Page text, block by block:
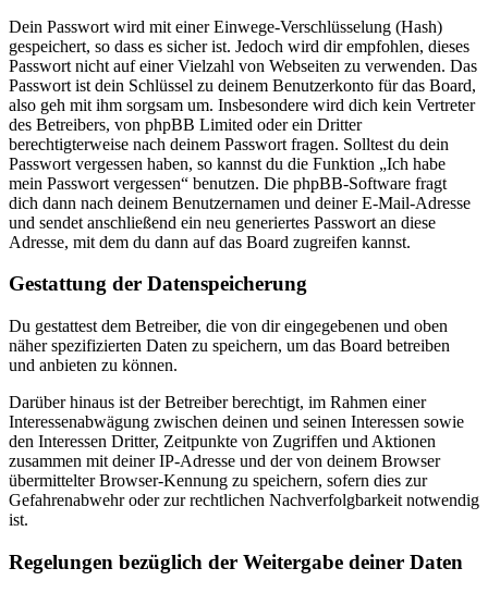
Dein Passwort wird mit einer Einwege-Verschlüsselung (Hash)
gespeichert, so dass es sicher ist. Jedoch wird dir empfohlen, dieses
Passwort nicht auf einer Vielzahl von Webseiten zu verwenden. Das
Passwort ist dein Schlüssel zu deinem Benutzerkonto für das Board,
also geh mit ihm sorgsam um. Insbesondere wird dich kein Vertreter
des Betreibers, von phpBB Limited oder ein Dritter
berechtigterweise nach deinem Passwort fragen. Solltest du dein
Passwort vergessen haben, so kannst du die Funktion „Ich habe
mein Passwort vergessen“ benutzen. Die phpBB-Software fragt
dich dann nach deinem Benutzernamen und deiner E-Mail-Adresse
und sendet anschließend ein neu generiertes Passwort an diese
Adresse, mit dem du dann auf das Board zugreifen kannst.
Gestattung der Datenspeicherung
Du gestattest dem Betreiber, die von dir eingegebenen und oben
näher spezifizierten Daten zu speichern, um das Board betreiben
und anbieten zu können.
Darüber hinaus ist der Betreiber berechtigt, im Rahmen einer
Interessenabwägung zwischen deinen und seinen Interessen sowie
den Interessen Dritter, Zeitpunkte von Zugriffen und Aktionen
zusammen mit deiner IP-Adresse und der von deinem Browser
übermittelter Browser-Kennung zu speichern, sofern dies zur
Gefahrenabwehr oder zur rechtlichen Nachverfolgbarkeit notwendig
ist.
Regelungen bezüglich der Weitergabe deiner Daten